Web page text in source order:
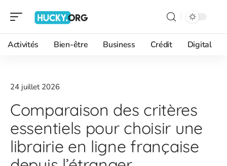
Activités Bien-être Business Crédit Digital
24 juillet 2026
Comparaison des critères
essentiels pour choisir une
librairie en ligne française